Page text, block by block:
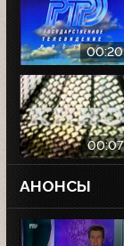
00:20
00:07
АНОНСЫ